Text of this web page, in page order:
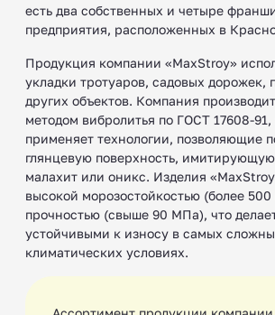
есть два собственных и четыре
предприятия, расположенных в
Продукция компании «MaxStroy»
укладки тротуаров, садовых дорожек,
других объектов. Компания
методом вибролитья по ГОСТ 17608-
применяет технологии, позволяющие
глянцевую поверхность,
малахит или оникс. Изделия
высокой морозостойкостью (более
прочностью (свыше 90 МПа), что
устойчивыми к износу в самых
климатических условиях.